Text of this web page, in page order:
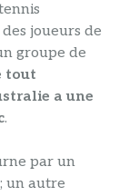
joueurs de
groupe de
tout
a une
.
par un
; un autre